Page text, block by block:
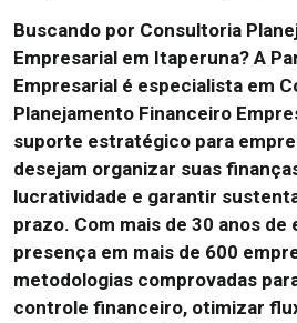
Buscando por Consultoria
Empresarial em Itaperuna? A
Empresarial é especialista em
Planejamento Financeiro
suporte estratégico para
desejam organizar suas
lucratividade e garantir
prazo. Com mais de 30 anos de
presença em mais de 600
metodologias comprovadas
controle financeiro, otimizar